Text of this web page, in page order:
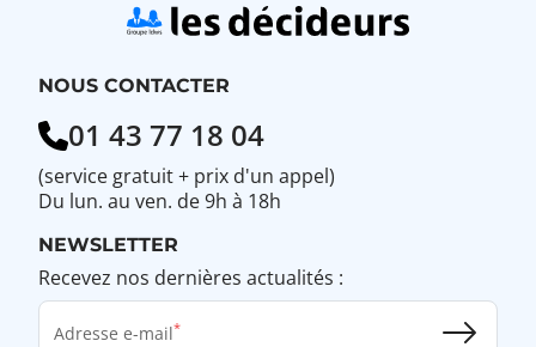
NOUS CONTACTER
01 43 77 18 04
(service gratuit + prix d'un appel)
Du lun. au ven. de 9h à 18h
NEWSLETTER
Recevez nos dernières actualités :
Adresse e-mail